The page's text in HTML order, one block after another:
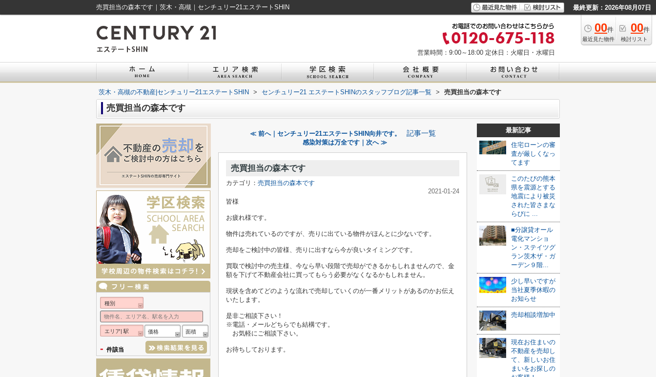
売買担当の森本です｜茨木・高槻｜センチュリー21エステートSHIN 最終更新：2026年08月07日
00件
最近見た物件
00件
検討リスト
営業時間：9:00～18:00 定休日：火曜日・水曜日
茨木・高槻の不動産|センチュリー21エステートSHIN > センチュリー21 エステートSHINのスタッフブログ記事一覧 > 売買担当の森本です
売買担当の森本です
≪ 前へ｜センチュリー21エステートSHIN向井です。 記事一覧
感染対策は万全です｜次へ ≫
売買担当の森本です
カテゴリ： 売買担当の森本です
2021-01-24
皆様
お疲れ様です。
物件は売れているのですが、売りに出ている物件がほんとに少ないです。
売却をご検討中の皆様、売りに出すなら今が良いタイミングです。
買取で検討中の売主様、今なら早い段階で売却ができるかもしれませんので、金
額を下げて不動産会社に買ってもらう必要がなくなるかもしれません。
現状を含めてどのような流れで売却していくのが一番メリットがあるのかお伝え
いたします。
是非ご相談下さい！
※電話・メールどちらでも結構です。
お気軽にご相談下さい。
お待ちしております。
最新記事
住宅ローンの審
査が厳しくなっ
てます
このたびの熊本
県を震源とする
地震により被災
された皆さまな
らびに ...
■分譲貸オール
電化マンショ
ン・ステイツグ
ラン茨木ザ・ガ
ーデン９階...
少し早いですが
当社夏季休暇の
お知らせ
売却相談増加中
現在お住まいの
不動産を売却し
て、新しいお住
まいをお探しの
種別
エリア| 駅 価格 面積
- 件該当